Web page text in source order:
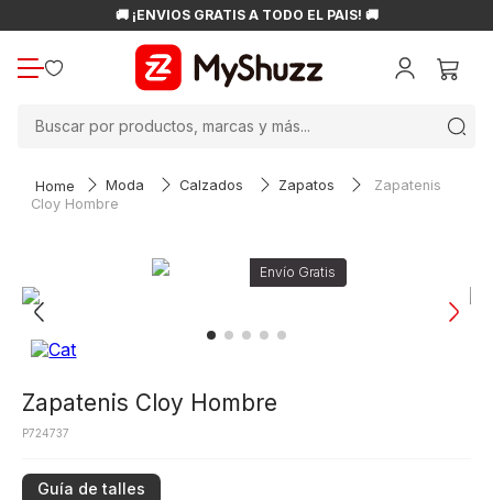
🚚 ¡ENVÍOS GRATIS A TODO EL PAÍS! 🚚
Moda Calzados Zapatos
Zapatenis
Cloy Hombre
Zapatenis Cloy Hombre
P724737
Guía de talles